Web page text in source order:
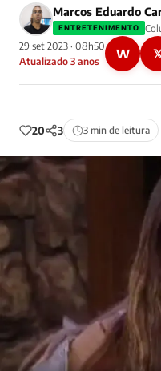
Marcos Eduardo
ENTRETENIMENTO
29 set 2023 · 08h50
Atualizado 3 anos
W
20 3 3 min de leitura